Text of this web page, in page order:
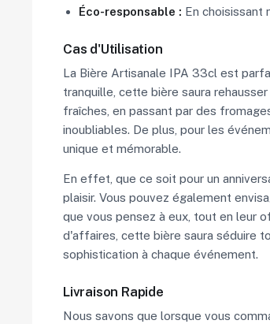
Éco-responsable : En choisissant
Cas d'Utilisation
La Bière Artisanale IPA 33cl est
tranquille, cette bière saura
fraîches, en passant par des
inoubliables. De plus, pour les
unique et mémorable.
En effet, que ce soit pour un
plaisir. Vous pouvez également
que vous pensez à eux, tout en leur
d'affaires, cette bière saura séduire
sophistication à chaque événement.
Livraison Rapide
Nous savons que lorsque vous